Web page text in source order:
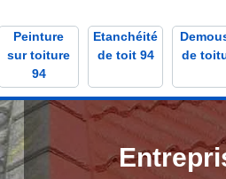
Peinture
sur toiture
94
Etanchéité
de toit 94
de